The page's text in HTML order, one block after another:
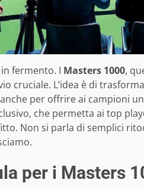
in fermento. I Masters 1000,
cruciale. L’idea è di
per offrire ai campioni
che permetta ai top
Non si parla di semplici
per i Masters